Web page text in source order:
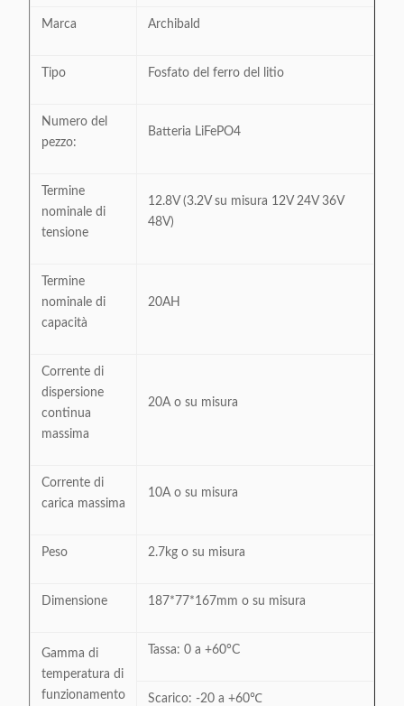
Marca Archibald
Tipo Fosfato del ferro del litio
Numero del
pezzo:
Batteria LiFePO4
Termine
nominale di
tensione
12.8V (3.2V su misura 12V 24V 36V
48V)
Termine
nominale di
capacità
20AH
Corrente di
dispersione
continua
massima
20A o su misura
Corrente di
carica massima
10A o su misura
Peso 2.7kg o su misura
Dimensione 187*77*167mm o su misura
Gamma di
temperatura di
funzionamento
Tassa: 0 a +60°C
Scarico: -20 a +60℃